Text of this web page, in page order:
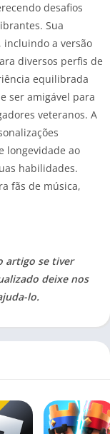
desafios
Sua
a versão
diversos perfis de
equilibrada
ser amigável para
veteranos. A
longevidade ao
habilidades.
fãs de música,
artigo se tiver
deixe nos
lo.